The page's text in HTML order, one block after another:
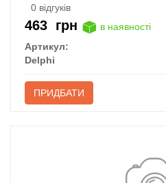
0 відгуків
463 грн
в наявності
Артикул:
Delphi
ПРИДБАТИ